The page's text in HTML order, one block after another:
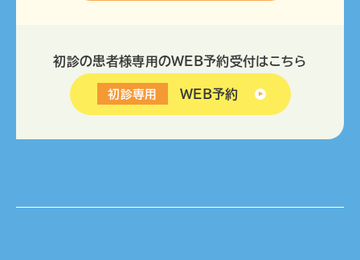
初診の患者様専用のWEB予約受付はこちら
初診専用 WEB予約